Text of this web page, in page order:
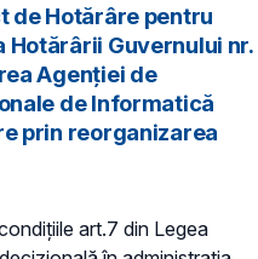
de Hotărâre pentru
Guvernului nr.
Agenției de
de Informatică
prin reorganizarea
art.7 din Legea